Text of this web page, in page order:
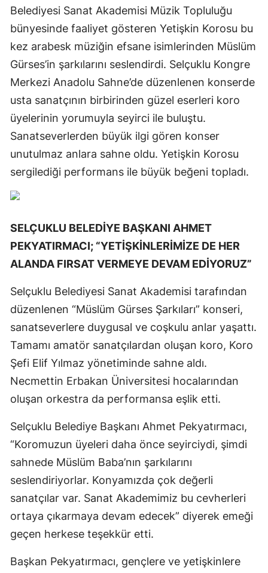
Belediyesi Sanat Akademisi Müzik Topluluğu
bünyesinde faaliyet gösteren Yetişkin Korosu bu
kez arabesk müziğin efsane isimlerinden Müslüm
Gürses’in şarkılarını seslendirdi. Selçuklu Kongre
Merkezi Anadolu Sahne’de düzenlenen konserde
usta sanatçının birbirinden güzel eserleri koro
üyelerinin yorumuyla seyirci ile buluştu.
Sanatseverlerden büyük ilgi gören konser
unutulmaz anlara sahne oldu. Yetişkin Korosu
sergilediği performans ile büyük beğeni topladı.
SELÇUKLU BELEDİYE BAŞKANI AHMET
PEKYATIRMACI; “YETİŞKİNLERİMİZE DE HER
ALANDA FIRSAT VERMEYE DEVAM EDİYORUZ”
Selçuklu Belediyesi Sanat Akademisi tarafından
düzenlenen “Müslüm Gürses Şarkıları” konseri,
sanatseverlere duygusal ve coşkulu anlar yaşattı.
Tamamı amatör sanatçılardan oluşan koro, Koro
Şefi Elif Yılmaz yönetiminde sahne aldı.
Necmettin Erbakan Üniversitesi hocalarından
oluşan orkestra da performansa eşlik etti.
Selçuklu Belediye Başkanı Ahmet Pekyatırmacı,
“Koromuzun üyeleri daha önce seyirciydi, şimdi
sahnede Müslüm Baba’nın şarkılarını
seslendiriyorlar. Konyamızda çok değerli
sanatçılar var. Sanat Akademimiz bu cevherleri
ortaya çıkarmaya devam edecek” diyerek emeği
geçen herkese teşekkür etti.
Başkan Pekyatırmacı, gençlere ve yetişkinlere